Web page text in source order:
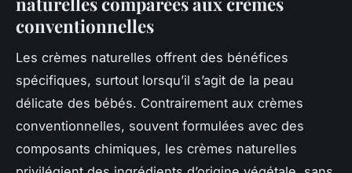
conventionnelles
Les crèmes naturelles offrent des bénéfices
spécifiques, surtout lorsqu’il s’agit de la peau
délicate des bébés. Contrairement aux crèmes
conventionnelles, souvent formulées avec des
composants chimiques, les crèmes naturelles